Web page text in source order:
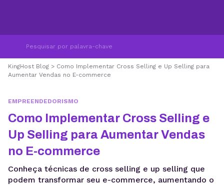
KingHost Blog > Como Implementar Cross Selling e Up Selling para
Aumentar Vendas no E-commerce
EMPREENDEDORISMO
Como Implementar Cross Selling e
Up Selling para Aumentar Vendas
no E-commerce
Conheça técnicas de cross selling e up selling que
podem transformar seu e-commerce, aumentando o